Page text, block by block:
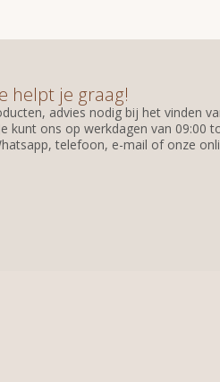
helpt je graag!
advies nodig bij het vinden
kunt ons op werkdagen van 09:00
telefoon, e-mail of onze